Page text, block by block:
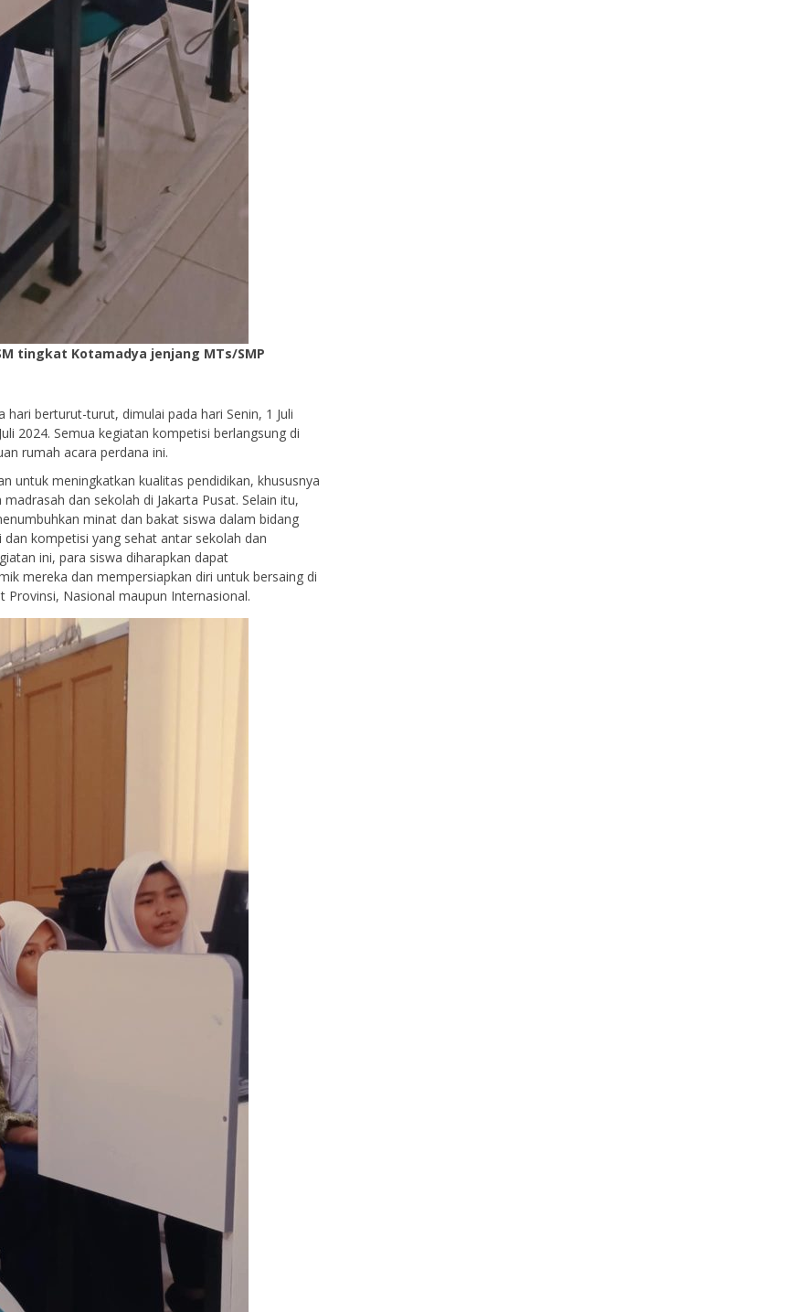
tingkat Kotamadya jenjang MTs/SMP
berturut-turut, dimulai pada hari Senin, 1 Juli
2024. Semua kegiatan kompetisi berlangsung di
rumah acara perdana ini.
untuk meningkatkan kualitas pendidikan, khususnya
dan sekolah di Jakarta Pusat. Selain itu,
minat dan bakat siswa dalam bidang
kompetisi yang sehat antar sekolah dan
ini, para siswa diharapkan dapat
mereka dan mempersiapkan diri untuk bersaing di
Provinsi, Nasional maupun Internasional.